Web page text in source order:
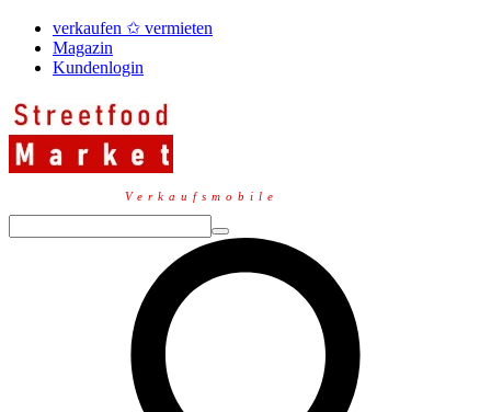
verkaufen ✩ vermieten
Magazin
Kundenlogin
Verkaufsmobile